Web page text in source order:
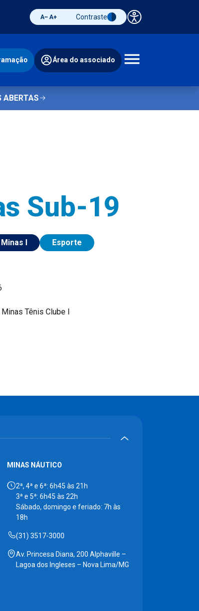
Diminuir fonte
Aumentar fonteAlternar contraste
Contraste Painel de
Área do associado
Abrir
ABERTAS
Sub-19
Minas I
Esporte
Tênis Clube I
MINAS NÁUTICO
2ª, 4ª e 6ª: 6h45 às 21h
3ª e 5ª: 6h45 às 22h
Sábado, domingo e feriado: 7h às
18h
(31) 3517-3000
Av. Princesa Diana, 200 Alphaville –
Lagoa dos Ingleses – Nova Lima/MG